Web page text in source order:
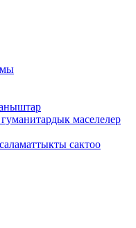
маселелер
сактоо